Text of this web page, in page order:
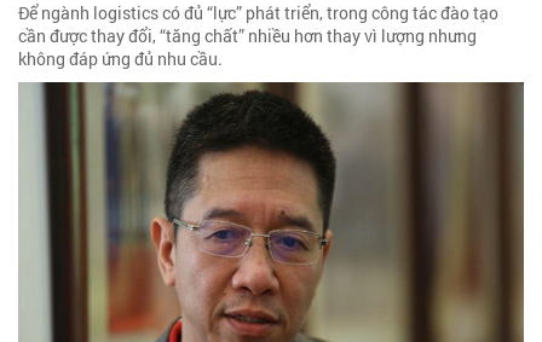
Để ngành logistics có đủ “lực” phát triển, trong công tác đào tạo
cần được thay đổi, “tăng chất” nhiều hơn thay vì lượng nhưng
không đáp ứng đủ nhu cầu.